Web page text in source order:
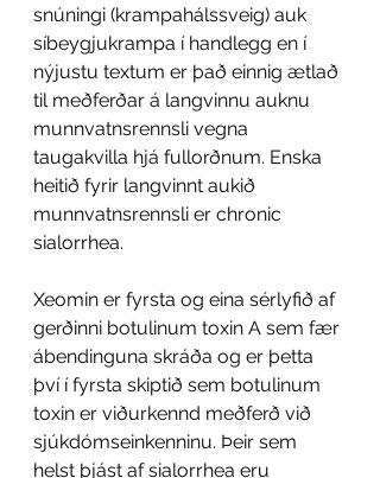
snúningi (krampahálssveig) auk
síbeygjukrampa í handlegg en í
nýjustu textum er það einnig ætlað
til meðferðar á langvinnu auknu
munnvatnsrennsli vegna
taugakvilla hjá fullorðnum. Enska
heitið fyrir langvinnt aukið
munnvatnsrennsli er chronic
sialorrhea.
Xeomin er fyrsta og eina sérlyfið af
gerðinni botulinum toxin A sem fær
ábendinguna skráða og er þetta
því í fyrsta skiptið sem botulinum
toxin er viðurkennd meðferð við
sjúkdómseinkenninu. Þeir sem
helst þjást af sialorrhea eru